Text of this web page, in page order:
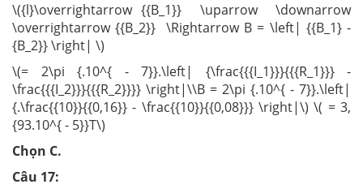
\({l}\overrightarrow {{B_1}} \uparrow \downarrow
\overrightarrow {{B_2}} \Rightarrow B = \left| {{B_1} -
{B_2}} \right| \)
\(= 2\pi {.10^{ - 7}}.\left| {\frac{{{I_1}}}{{{R_1}}} -
\frac{{{I_2}}}{{{R_2}}}} \right|\\B = 2\pi {.10^{ - 7}}.\left|
{.\frac{{10}}{{0,16}} - \frac{{10}}{{0,08}}} \right|\) \( = 3,
{93.10^{ - 5}}T\)
Chọn C.
Câu 17: